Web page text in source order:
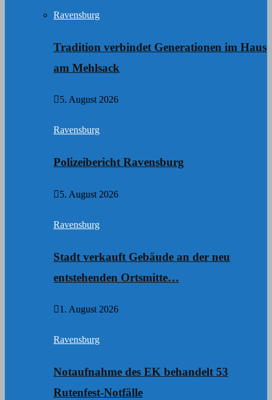
Ravensburg
Tradition verbindet Generationen im Haus
am Mehlsack
5. August 2026
Ravensburg
Polizeibericht Ravensburg
5. August 2026
Ravensburg
Stadt verkauft Gebäude an der neu
entstehenden Ortsmitte…
1. August 2026
Ravensburg
Notaufnahme des EK behandelt 53
Rutenfest-Notfälle